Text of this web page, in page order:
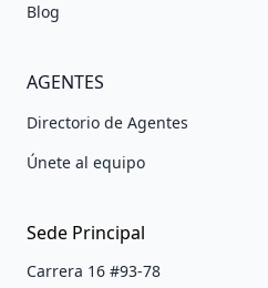
Blog
AGENTES
Directorio de Agentes
Únete al equipo
Sede Principal
Carrera 16 #93-78